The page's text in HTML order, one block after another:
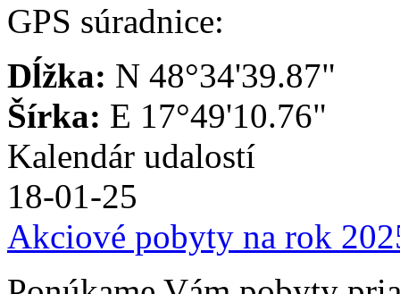
GPS súradnice:
Dĺžka: N 48°34'39.87"
Šírka: E 17°49'10.76"
Kalendár udalostí
18-01-25
Akciové pobyty na rok